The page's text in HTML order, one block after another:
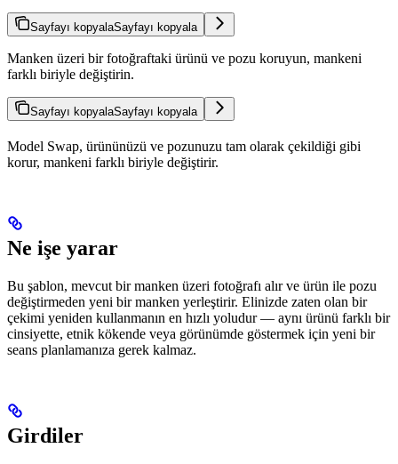
Sayfayı kopyalaSayfayı kopyala
Manken üzeri bir fotoğraftaki ürünü ve pozu koruyun, mankeni
farklı biriyle değiştirin.
Sayfayı kopyalaSayfayı kopyala
Model Swap, ürününüzü ve pozunuzu tam olarak çekildiği gibi
korur, mankeni farklı biriyle değiştirir.
Ne işe yarar
Bu şablon, mevcut bir manken üzeri fotoğrafı alır ve ürün ile pozu
değiştirmeden yeni bir manken yerleştirir. Elinizde zaten olan bir
çekimi yeniden kullanmanın en hızlı yoludur — aynı ürünü farklı bir
cinsiyette, etnik kökende veya görünümde göstermek için yeni bir
seans planlamanıza gerek kalmaz.
Girdiler